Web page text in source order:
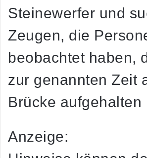
Steinewerfer und
Zeugen, die
beobachtet haben,
zur genannten Zeit
Brücke aufgehalten
Anzeige: